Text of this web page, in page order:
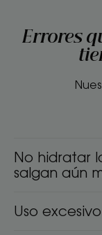
Errores
No hidratar
salgan aún
Uso